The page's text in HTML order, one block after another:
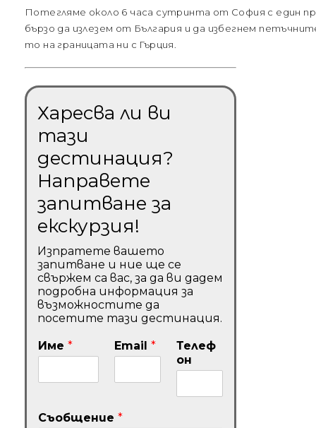
Потегляме около 6 часа сутринта от София с един
бързо да излезем от България и да избегнем
то на границата ни с Гърция.
Харесва ли ви
тази
дестинация?
Направете
запитване за
екскурзия!
Изпратете вашето
запитване и ние ще се
свържем са вас, за да ви дадем
подробна информация за
възможностите да
посетите тази дестинация.
Име * Email *
Телеф
он
Съобщение *